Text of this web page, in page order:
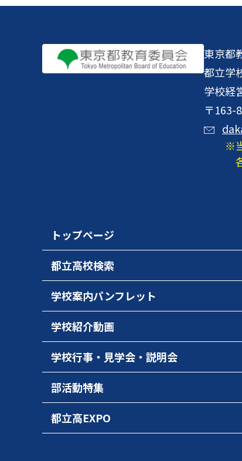
東京都
都立学
学校経
〒163-
トップページ
都立高校検索
学校案内パンフレット
学校紹介動画
学校行事・見学会・説明会
部活動特集
都立高EXPO